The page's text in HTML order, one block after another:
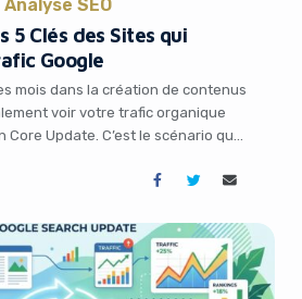
Analyse SEO
5 Clés des Sites qui
Google
mois dans la création de contenus
voir votre trafic organique
Core Update. C’est le scénario que
Une étude récente analysant
simple […]
turn off Ad-Blocker